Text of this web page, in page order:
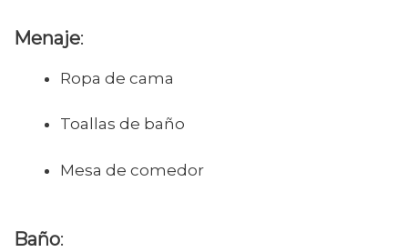
Menaje:
Ropa de cama
Toallas de baño
Mesa de comedor
Baño: